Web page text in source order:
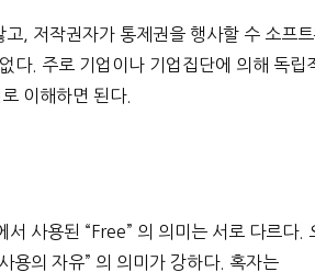
고, 저작권자가 통제권을 행사할 수 소프
다. 주로 기업이나 기업집단에 의해 독
이해하면 된다.
사용된 “Free” 의 의미는 서로 다르다.
용의 자유” 의 의미가 강하다. 혹자는